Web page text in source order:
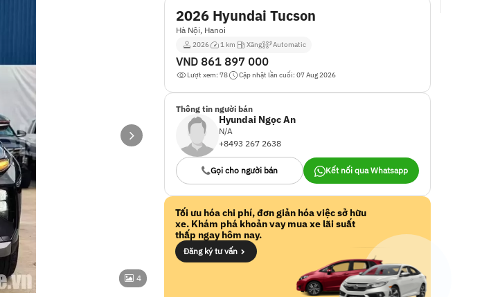
4
2026 Hyundai Tucson
Hà Nội, Hanoi
2026 1 km Xăng Automatic
VND 861 897 000
Lượt xem: 78 Cập nhật lần cuối: 07 Aug 2026
Thông tin người bán
Hyundai Ngọc An
N/A
+8493 267 2638
Gọi cho người bán Kết nối qua Whatsapp
Tối ưu hóa chi phí, đơn giản hóa việc sở hữu
xe. Khám phá khoản vay mua xe lãi suất
thấp ngay hôm nay.
Đăng ký tư vấn